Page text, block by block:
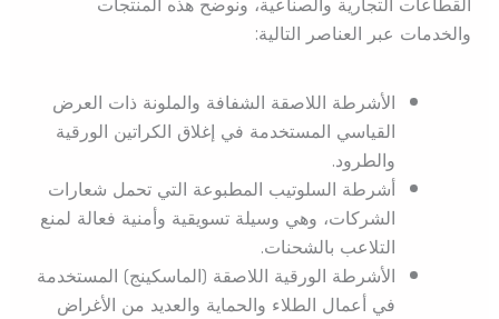
والخدمات عبر العناصر التالية:
الأشرطة اللاصقة الشفافة والملونة ذات العرض
القياسي المستخدمة في إغلاق الكراتين الورقية
والطرود.
أشرطة السلوتيب المطبوعة التي تحمل شعارات
الشركات، وهي وسيلة تسويقية وأمنية فعالة لمنع
التلاعب بالشحنات.
الأشرطة الورقية اللاصقة (الماسكينج) المستخدمة
في أعمال الطلاء والحماية والعديد من الأغراض